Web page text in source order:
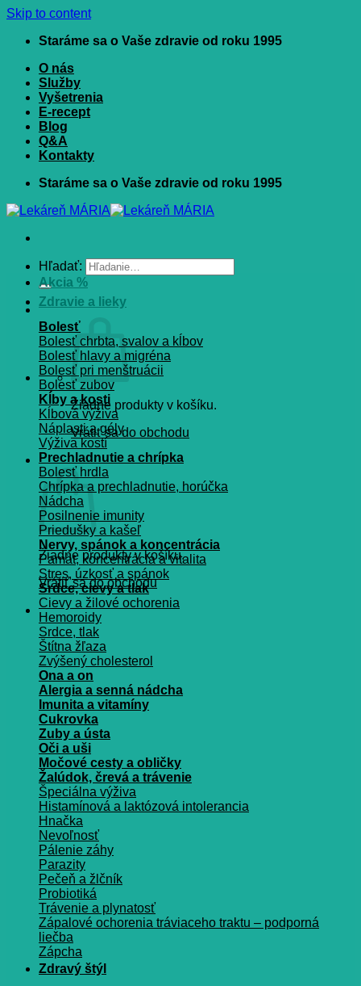
Skip to content
Staráme sa o Vaše zdravie od roku 1995
O nás
Služby
Vyšetrenia
E-recept
Blog
Q&A
Kontakty
Staráme sa o Vaše zdravie od roku 1995
Hľadať:
Žiadne produkty v košíku.
Vrátiť sa do obchodu
Košík
Žiadne produkty v košíku.
Vrátiť sa do obchodu
Akcia %
Zdravie a lieky
Bolesť
Bolesť chrbta, svalov a kĺbov
Bolesť hlavy a migréna
Bolesť pri menštruácii
Bolesť zubov
Kĺby a kosti
Kĺbová výživa
Náplasti a gély
Výživa kostí
Prechladnutie a chrípka
Bolesť hrdla
Chrípka a prechladnutie, horúčka
Nádcha
Posilnenie imunity
Priedušky a kašeľ
Nervy, spánok a koncentrácia
Pamät, koncentrácia a vitalita
Stres, úzkosť a spánok
Srdce, cievy a tlak
Cievy a žilové ochorenia
Hemoroidy
Srdce, tlak
Štítna žľaza
Zvýšený cholesterol
Ona a on
Alergia a senná nádcha
Imunita a vitamíny
Cukrovka
Zuby a ústa
Oči a uši
Močové cesty a obličky
Žalúdok, črevá a trávenie
Špeciálna výživa
Histamínová a laktózová intolerancia
Hnačka
Nevoľnosť
Pálenie záhy
Parazity
Pečeň a žlčník
Probiotiká
Trávenie a plynatosť
Zápalové ochorenia tráviaceho traktu – podporná
liečba
Zápcha
Zdravý štýl